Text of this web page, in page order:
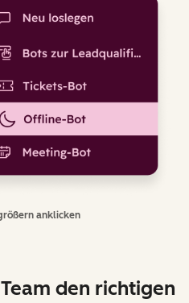
anklicken
den richtigen